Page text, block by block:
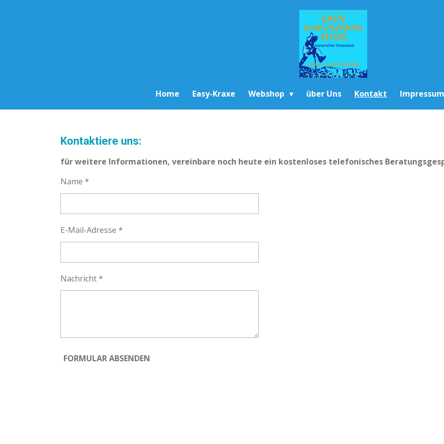
Home Easy-Kraxe Webshop über Uns Kontakt Impressum
Kontaktiere uns:
für weitere Informationen, vereinbare noch heute ein kostenloses telefonisches
Name *
E-Mail-Adresse *
Nachricht *
FORMULAR ABSENDEN